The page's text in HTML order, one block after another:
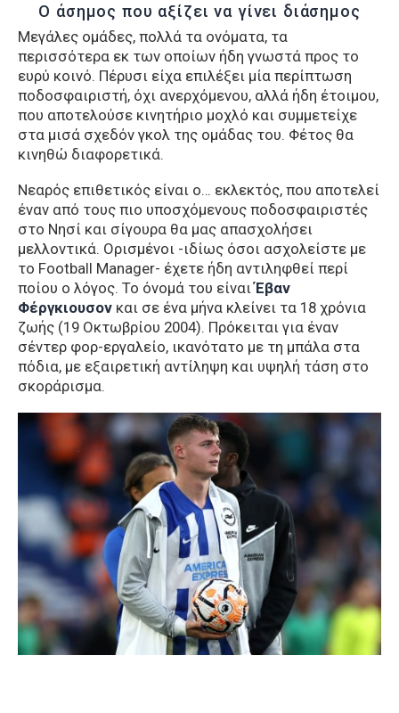
Ο άσημος που αξίζει να γίνει διάσημος
Μεγάλες ομάδες, πολλά τα ονόματα, τα
περισσότερα εκ των οποίων ήδη γνωστά προς το
ευρύ κοινό. Πέρυσι είχα επιλέξει μία περίπτωση
ποδοσφαιριστή, όχι ανερχόμενου, αλλά ήδη έτοιμου,
που αποτελούσε κινητήριο μοχλό και συμμετείχε
στα μισά σχεδόν γκολ της ομάδας του. Φέτος θα
κινηθώ διαφορετικά.
Νεαρός επιθετικός είναι ο… εκλεκτός, που αποτελεί
έναν από τους πιο υποσχόμενους ποδοσφαιριστές
στο Νησί και σίγουρα θα μας απασχολήσει
μελλοντικά. Ορισμένοι -ιδίως όσοι ασχολείστε με
το Football Manager- έχετε ήδη αντιληφθεί περί
ποίου ο λόγος. Το όνομά του είναιΈβαν
Φέργκιουσον και σε ένα μήνα κλείνει τα 18 χρόνια
ζωής (19 Οκτωβρίου 2004). Πρόκειται για έναν
σέντερ φορ-εργαλείο, ικανότατο με τη μπάλα στα
πόδια, με εξαιρετική αντίληψη και υψηλή τάση στο
σκοράρισμα.